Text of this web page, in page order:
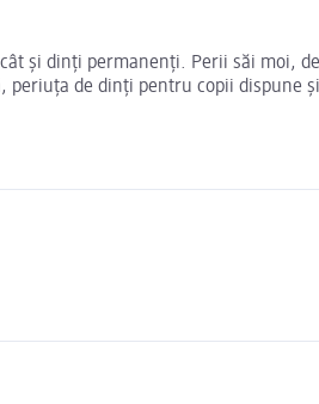
și dinți permanenți. Perii săi
de dinți pentru copii dispune